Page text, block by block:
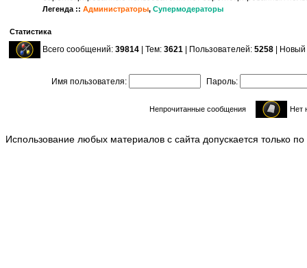
Легенда :: Администраторы, Супермодераторы
Статистика
Всего сообщений: 39814 | Тем: 3621 | Пользователей: 5258 |
Имя пользователя: Пароль:
Непрочитанные сообщения Нет
Использование любых материалов с сайта допускается только